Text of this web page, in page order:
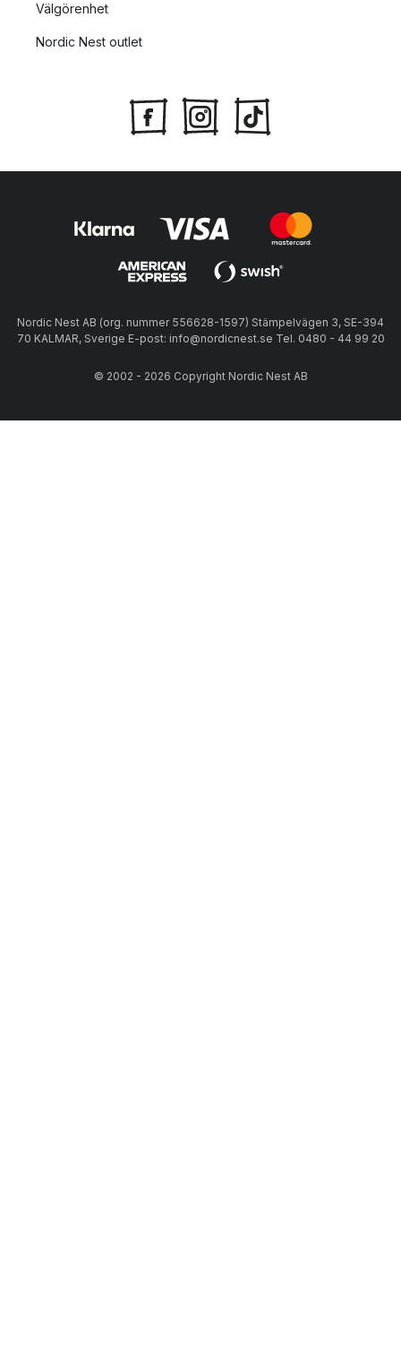
Välgörenhet
Nordic Nest outlet
Nordic Nest AB (org. nummer 556628-1597) Stämpelvägen 3, SE-394
70 KALMAR, Sverige E-post: info@nordicnest.se Tel. 0480 - 44 99 20
© 2002 - 2026 Copyright Nordic Nest AB